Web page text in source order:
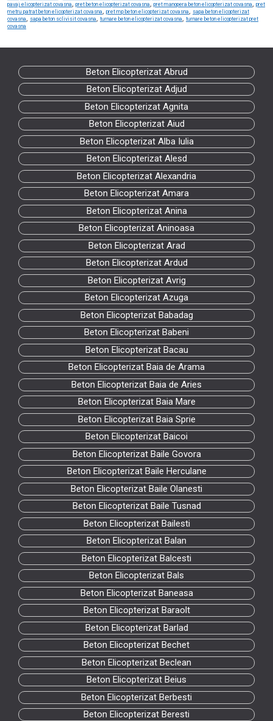
pavaj elicopterizat covasna,pret beton elicopterizat covasna,pret manopera beton elicopterizat covasna,pret
metru patrat beton elicopterizat covasna,pret mp beton elicopterizat covasna,sapa beton elicopterizat
covasna,sapa beton sclivisit covasna,turnare beton elicopterizat covasna,turnare beton elicopterizat pret
covasna
Beton Elicopterizat Abrud
Beton Elicopterizat Adjud
Beton Elicopterizat Agnita
Beton Elicopterizat Aiud
Beton Elicopterizat Alba Iulia
Beton Elicopterizat Alesd
Beton Elicopterizat Alexandria
Beton Elicopterizat Amara
Beton Elicopterizat Anina
Beton Elicopterizat Aninoasa
Beton Elicopterizat Arad
Beton Elicopterizat Ardud
Beton Elicopterizat Avrig
Beton Elicopterizat Azuga
Beton Elicopterizat Babadag
Beton Elicopterizat Babeni
Beton Elicopterizat Bacau
Beton Elicopterizat Baia de Arama
Beton Elicopterizat Baia de Aries
Beton Elicopterizat Baia Mare
Beton Elicopterizat Baia Sprie
Beton Elicopterizat Baicoi
Beton Elicopterizat Baile Govora
Beton Elicopterizat Baile Herculane
Beton Elicopterizat Baile Olanesti
Beton Elicopterizat Baile Tusnad
Beton Elicopterizat Bailesti
Beton Elicopterizat Balan
Beton Elicopterizat Balcesti
Beton Elicopterizat Bals
Beton Elicopterizat Baneasa
Beton Elicopterizat Baraolt
Beton Elicopterizat Barlad
Beton Elicopterizat Bechet
Beton Elicopterizat Beclean
Beton Elicopterizat Beius
Beton Elicopterizat Berbesti
Beton Elicopterizat Beresti